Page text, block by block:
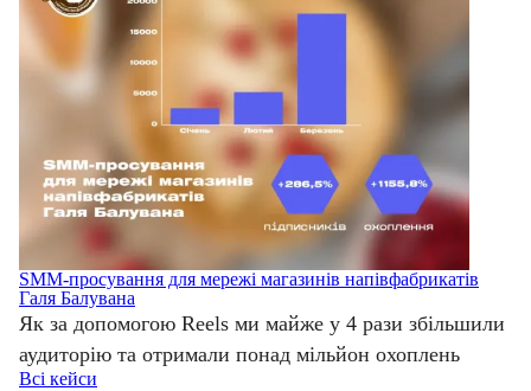
SMM-просування для мережі магазинів напівфабрикатів
Галя Балувана
Як за допомогою Reels ми майже у 4 рази збільшили
аудиторію та отримали понад мільйон охоплень
Всі кейси